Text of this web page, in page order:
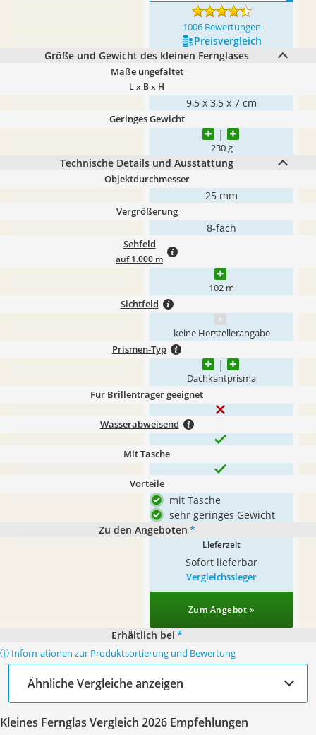
1006 Bewertungen
Preis­vergleich
Größe und Gewicht des kleinen Fernglases
Maße ungefaltet
L x B x H
9,5 x 3,5 x 7 cm
Geringes Gewicht
230 g
Technische Details und Ausstattung
Objektdurchmesser
25 mm
Vergrößerung
8-fach
Sehfeld
auf 1.000 m
102 m
Sichtfeld
keine Herstellerangabe
Prismen-Typ
Dachkantprisma
Für Brillenträger geeignet
Wasserabweisend
Mit Tasche
Vorteile
mit Tasche
sehr geringes Gewicht
Zu den Angeboten *
Lieferzeit
Sofort lieferbar
Vergleichssieger
Zum Angebot »
Erhältlich bei *
ⓘ Informationen zur Produktsortierung und Bewertung
Ähnliche Vergleiche anzeigen
Kleines Fernglas Vergleich 2026 Empfehlungen